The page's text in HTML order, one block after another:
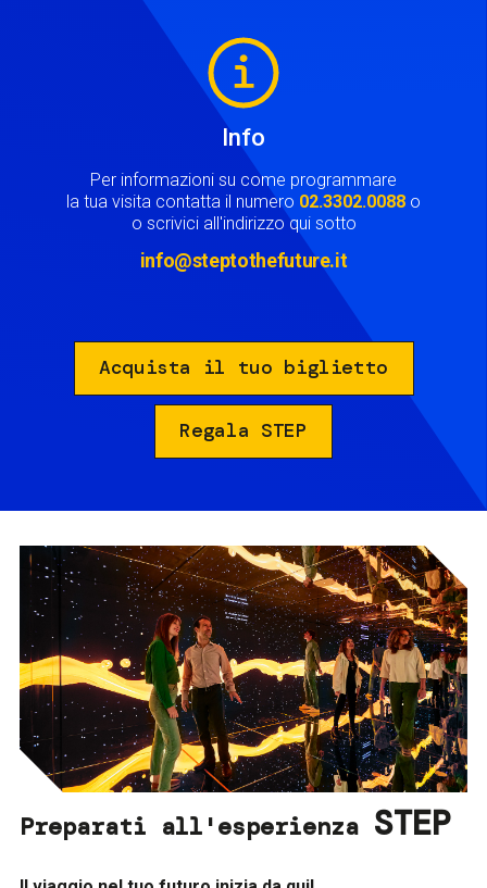
Info
Per informazioni su come programmare
la tua visita contatta il numero 02.3302.0088 o
o scrivici all'indirizzo qui sotto
info@steptothefuture.it
Acquista il tuo biglietto
Regala STEP
Preparati all'esperienza STEP